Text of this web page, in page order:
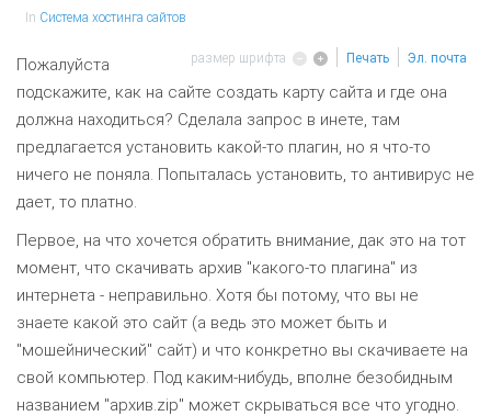
In Система хостинга сайтов
размер шрифта Печать Эл. почта
Пожалуйста
подскажите, как на сайте создать карту сайта и где она
должна находиться? Сделала запрос в инете, там
предлагается установить какой-то плагин, но я что-то
ничего не поняла. Попыталась установить, то антивирус не
дает, то платно.
Первое, на что хочется обратить внимание, дак это на тот
момент, что скачивать архив "какого-то плагина" из
интернета - неправильно. Хотя бы потому, что вы не
знаете какой это сайт (а ведь это может быть и
"мошейнический" сайт) и что конкретно вы скачиваете на
свой компьютер. Под каким-нибудь, вполне безобидным
названием "архив.zip" может скрываться все что угодно.